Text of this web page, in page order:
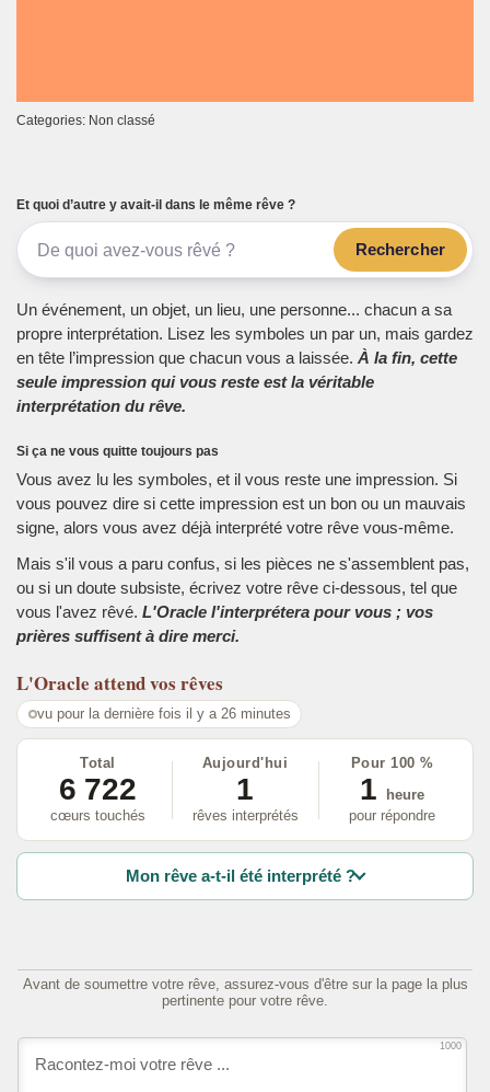
Categories: Non classé
Et quoi d’autre y avait-il dans le même rêve ?
Rechercher
Un événement, un objet, un lieu, une personne... chacun a sa
propre interprétation. Lisez les symboles un par un, mais gardez
en tête l’impression que chacun vous a laissée. À la fin, cette
seule impression qui vous reste est la véritable
interprétation du rêve.
Si ça ne vous quitte toujours pas
Vous avez lu les symboles, et il vous reste une impression. Si
vous pouvez dire si cette impression est un bon ou un mauvais
signe, alors vous avez déjà interprété votre rêve vous-même.
Mais s'il vous a paru confus, si les pièces ne s'assemblent pas,
ou si un doute subsiste, écrivez votre rêve ci-dessous, tel que
vous l'avez rêvé. L'Oracle l'interprétera pour vous ; vos
prières suffisent à dire merci.
L'Oracle attend vos rêves
vu pour la dernière fois il y a 26 minutes
Total
6 722
cœurs touchés
Aujourd'hui
1
rêves interprétés
Pour 100 %
1
heure
pour répondre
Mon rêve a-t-il été interprété ?
Avant de soumettre votre rêve, assurez-vous d'être sur la page la plus
pertinente pour votre rêve.
1000